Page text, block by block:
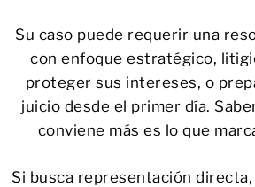
Su caso puede requerir una
con enfoque estratégico,
proteger sus intereses, o
juicio desde el primer día.
conviene más es lo que
Si busca representación